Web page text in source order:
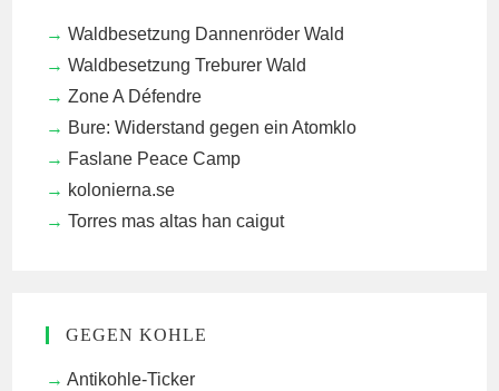
Waldbesetzung Dannenröder Wald
Waldbesetzung Treburer Wald
Zone A Défendre
Bure: Widerstand gegen ein Atomklo
Faslane Peace Camp
kolonierna.se
Torres mas altas han caigut
GEGEN KOHLE
Antikohle-Ticker